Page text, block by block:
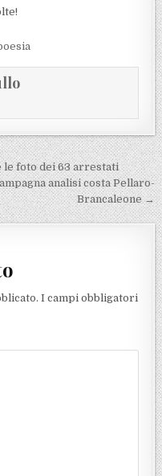
le foto dei 63 arrestati
analisi costa Pellaro-
Brancaleone →
I campi obbligatori